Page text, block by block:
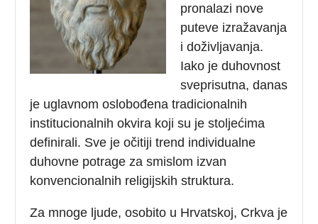
pronalazi nove
puteve izražavanja
i doživljavanja.
Iako je duhovnost
sveprisutna, danas
je uglavnom oslobođena tradicionalnih
institucionalnih okvira koji su je stoljećima
definirali. Sve je očitiji trend individualne
duhovne potrage za smislom izvan
konvencionalnih religijskih struktura.
Za mnoge ljude, osobito u Hrvatskoj, Crkva je